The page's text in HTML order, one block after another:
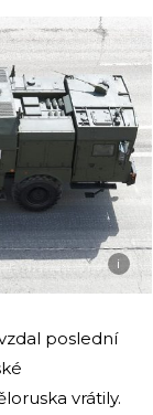
i
poslední
vrátily.